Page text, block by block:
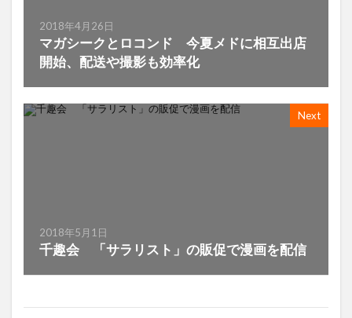
2018年4月26日
マガシークとロコンド 今夏メドに相互出店
開始、配送や撮影も効率化
Next
2018年5月1日
千趣会 「サラリスト」の販促で漫画を配信